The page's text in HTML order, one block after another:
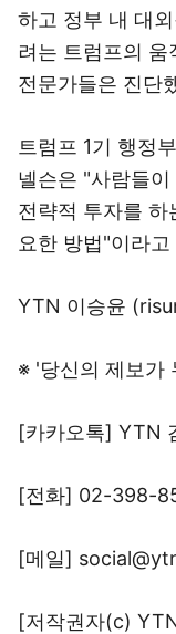
하고 정부 내 대
려는 트럼프의
전문가들은 진단
트럼프 1기 행정
넬슨은 "사람들
전략적 투자를 하
요한 방법"이라
YTN 이승윤
※ '당신의 제보가
[카카오톡] YTN
[전화] 02-398-
[메일]
[저작권자(c)